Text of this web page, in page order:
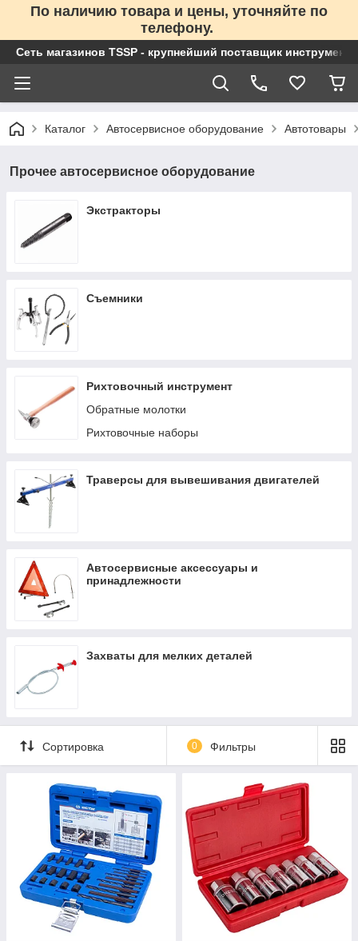
По наличию товара и цены, уточняйте по
телефону.
Сеть магазинов TSSP - крупнейший поставщик
Каталог Автосервисное оборудование Автотовары
Прочее автосервисное оборудование
Экстракторы
Съемники
Рихтовочный инструмент
Обратные молотки
Рихтовочные наборы
Траверсы для вывешивания двигателей
Автосервисные аксессуары и
принадлежности
Захваты для мелких деталей
Сортировка 0 Фильтры